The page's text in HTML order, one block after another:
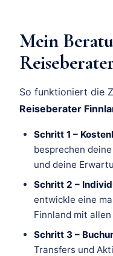
Mein
So funktioniert die
Reiseberater
Schritt 1 –
besprechen
und deine
Schritt 2 –
entwickle eine
Finnland mit
Schritt 3 –
Transfers und